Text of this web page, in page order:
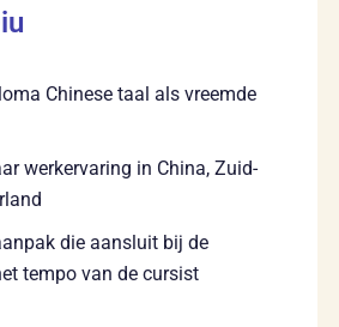
Chinese taal als vreemde
werkervaring in China, Zuid-
die aansluit bij de
tempo van de cursist